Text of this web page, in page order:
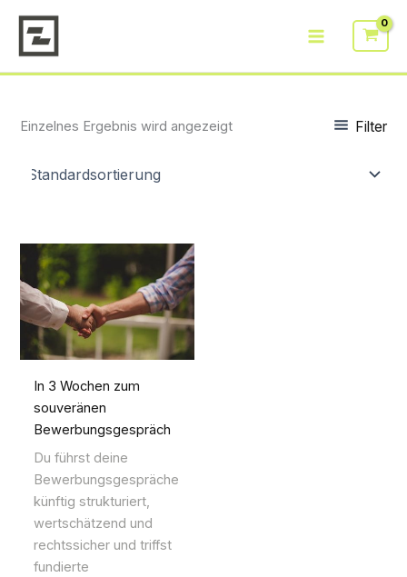
Inhalt
springen
Einzelnes Ergebnis wird angezeigt Filter
In 3 Wochen zum
souveränen
Bewerbungsgespräch
Du führst deine
Bewerbungsgespräche
künftig strukturiert,
wertschätzend und
rechtssicher und triffst
fundierte